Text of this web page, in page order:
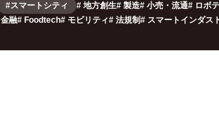
#スマートシティ # 地方創生# 製造# 小売・流通# ロボ
金融# Foodtech# モビリティ# 法規制# スマートインダス